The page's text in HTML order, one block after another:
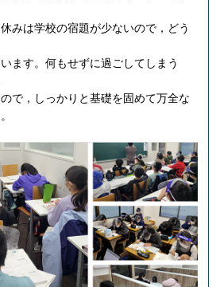
みは学校の宿題が少ないので，どう
ます。何もせずに過ごしてしまう
で，しっかりと基礎を固めて万全な